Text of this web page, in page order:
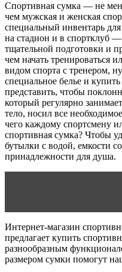
Спортивная сумка — не
чем мужская и женская
специальный инвентарь
на стадион и в спортклуб
тщательной подготовки и
чем начать тренироваться
видом спорта с тренером,
специальное белье и
представить, чтобы
который регулярно
тело, носил все
чего каждому спортсмену
спортивная сумка? Чтобы
бутылки с водой, емкости
принадлежности для душа.
Интернет-магазин
предлагает купить
разнообразным
размером сумки помогут